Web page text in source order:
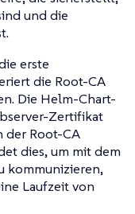
und die
erste
die Root-CA
Die Helm-Chart-
Zertifikat
der Root-CA
dies, um mit dem
kommunizieren,
Laufzeit von